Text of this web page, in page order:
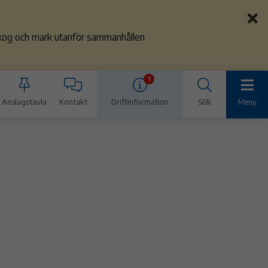
och mark utanför sammanhållen
Anslagstavla Kontakt
1
Driftinformation Sök Meny